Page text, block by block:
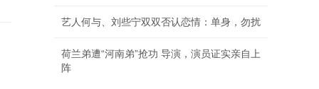
艺人何与、刘些宁双双否认恋情：单身，勿扰
荷兰弟遭“河南弟”抢功 导演，演员证实亲自上
阵